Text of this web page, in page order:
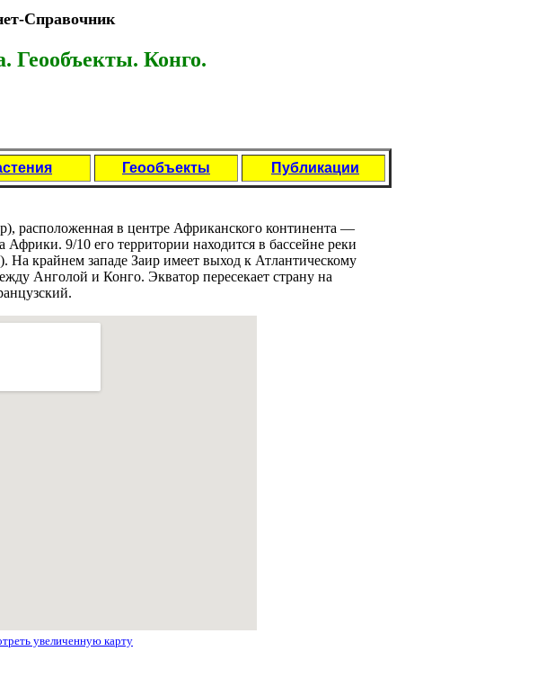
Справочник
Геообъекты. Конго.
Геообъекты
Публикации
рaсположенная в центре Африканского континента —
9/10 его территории находится в бассейне реки
На крaйнем западе Заир имеет выход к Атлантическому
Анголой и Конго. Экватор пересекает стрaну на
увеличенную карту